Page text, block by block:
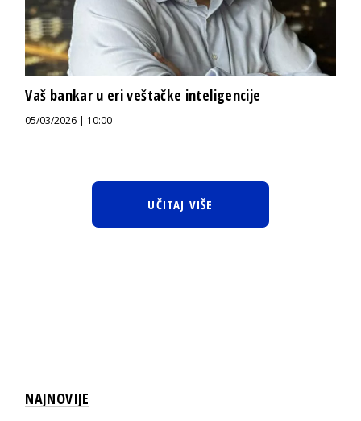
Vaš bankar u eri veštačke inteligencije
05/03/2026 | 10:00
UČITAJ VIŠE
NAJNOVIJE